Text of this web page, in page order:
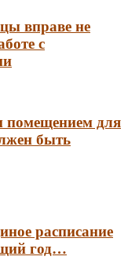
вправе не
с
для
быть
расписание
год…